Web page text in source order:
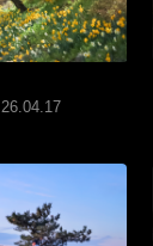
26.04.17